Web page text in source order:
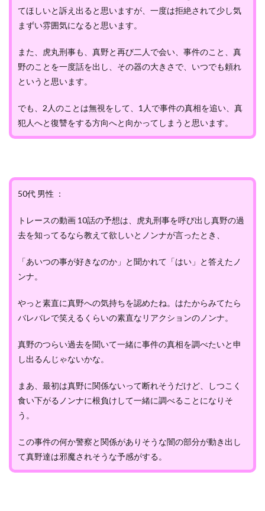
てほしいと訴え出ると思いますが、一度は拒絶されて少し気
まずい雰囲気になると思います。
また、虎丸刑事も、真野と再び二人で会い、事件のこと、真
野のことを一度話を出し、その器の大きさで、いつでも頼れ
というと思います。
でも、2人のことは無視をして、1人で事件の真相を追い、真
犯人へと復讐をする方向へと向かってしまうと思います。
50代 男性 ：
トレースの動画 10話の予想は、虎丸刑事を呼び出し真野の過
去を知ってるなら教えて欲しいとノンナが言ったとき、
「あいつの事が好きなのか」と聞かれて「はい」と答えたノ
ンナ。
やっと素直に真野への気持ちを認めたね。はたからみてたら
バレバレで笑えるくらいの素直なリアクションのノンナ。
真野のつらい過去を聞いて一緒に事件の真相を調べたいと申
し出るんじゃないかな。
まあ、最初は真野に関係ないって断れそうだけど、しつこく
食い下がるノンナに根負けして一緒に調べることになりそ
う。
この事件の何か警察と関係がありそうな闇の部分が動き出し
て真野達は邪魔されそうな予感がする。